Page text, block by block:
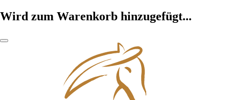
Wird zum Warenkorb hinzugefügt...